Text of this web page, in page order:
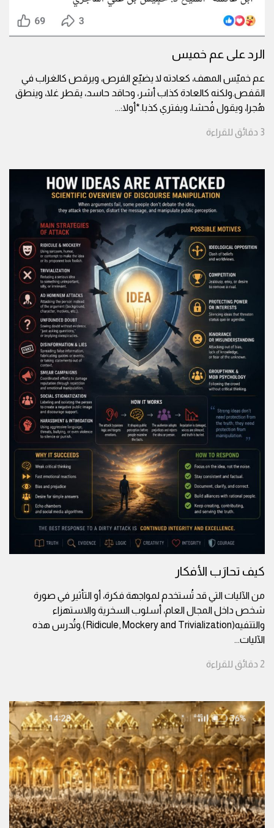
الرد على عم خميس
عم خميّس المهف، كعادته لا يضيّع الفرص، ويرقص كالغراب في
القفص.ولكنه كالعادة كذاب أشر، وحاقد حاسد، يقطر غلا، وينطق
هُجرا، ويقول فُحشا، ويفتري كذبا.*أولا:...
3 دقائق للقراءة
كيف تحارَب الأفكار
من الآليات التي قد تُستخدم لمواجهة فكرة، أو التأثير في صورة
شخص داخل المجال العام، أسلوب السخرية والاستهزاء
والتتفيه(Ridicule, Mockery and Trivialization).وتُدرس هذه
الآليات...
2 دقائق للقراءة